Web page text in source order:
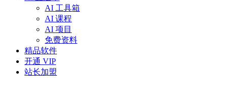
AI 工具箱
AI 课程
AI 项目
免费资料
精品软件
开通 VIP
站长加盟